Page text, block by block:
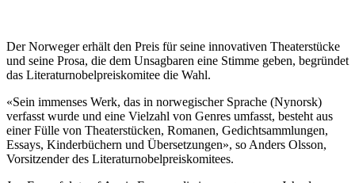
Der Norweger erhält den Preis für seine innovativen Theaterstücke
und seine Prosa, die dem Unsagbaren eine Stimme geben, begründet
das Literaturnobelpreiskomitee die Wahl.
«Sein immenses Werk, das in norwegischer Sprache (Nynorsk)
verfasst wurde und eine Vielzahl von Genres umfasst, besteht aus
einer Fülle von Theaterstücken, Romanen, Gedichtsammlungen,
Essays, Kinderbüchern und Übersetzungen», so Anders Olsson,
Vorsitzender des Literaturnobelpreiskomitees.